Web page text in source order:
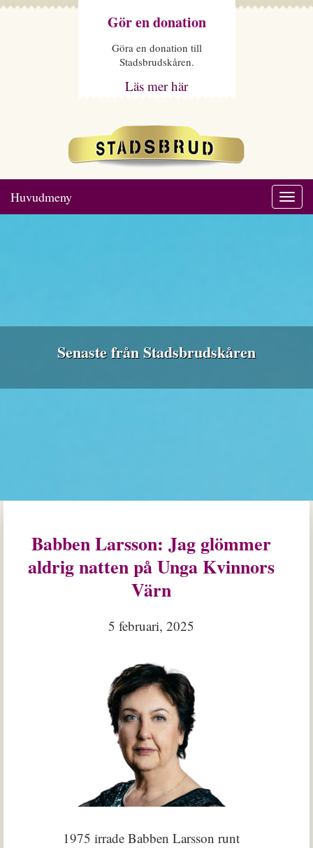
Gör en donation
Göra en donation till
Stadsbrudskåren.
Läs mer här
Huvudmeny
Senaste från Stadsbrudskåren
Babben Larsson: Jag glömmer
aldrig natten på Unga Kvinnors
Värn
5 februari, 2025
1975 irrade Babben Larsson runt